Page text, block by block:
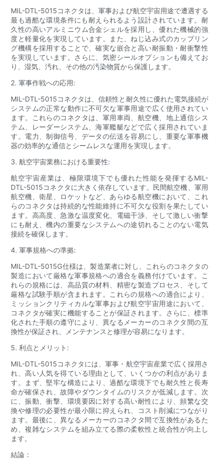
MIL-DTL-5015コネクタは、軍事および航空宇宙用途で遭遇する
最も過酷な環境条件にも耐えられるよう設​​計されています。耐
久性の高いアルミニウム合金シェルを採用し、優れた機械的強
度と軽量化を実現しています。また、ねじ込み式のカップリン
グ機構を採用することで、確実な嵌合と高い耐振動・耐衝撃性
を実現しています。さらに、気密シールオプションも備えてお
り、湿気、汚れ、その他の汚染物質から保護します。
2. 軍事作戦への応用:
MIL-DTL-5015コネクタは、信頼性と耐久性に優れた電気接続が
システムの正常な動作に不可欠な軍事用途で広く使用されてい
ます。これらのコネクタは、軍用車両、航空機、地上通信シス
テム、レーダーシステム、海軍艦艇などで広く採用されていま
す。電力、制御信号、データの伝送を容易にし、重要な軍事機
器の効率的な通信とシームレスな運用を実現します。
3. 航空宇宙業務における重要性:
航空宇宙産業は、極限環境下でも優れた性能を発揮するMIL-
DTL-5015コネクタに大きく依存しています。民間航空機、軍用
航空機、衛星、ロケットなど、あらゆる航空機において、これ
らのコネクタは持続的な性能維持に不可欠な役割を果たしてい
ます。高高度、急激な温度変化、電磁干渉、そして激しい衝撃
にも耐え、機内の重要なシステムへの途切れることのない電気
接続を確保します。
4. 軍事規格への準拠:
MIL-DTL-5015G仕様は、製造業者に対し、これらのコネクタの
製造において厳格な軍事規格への適合を義務付けています。こ
れらの規格には、高品質の材料、精密な製造プロセス、そして
厳格な試験手順が含まれます。これらの規格への適合により、
ミッションクリティカルな軍事および航空宇宙用途において、
コネクタが確実に機能することが保証されます。さらに、標準
化された手順の遵守により、異なるメーカーのコネクタ間の互
換性が保証され、メンテナンスと修理が容易になります。
5. 利点とメリット:
MIL-DTL-5015コネクタには、軍事・航空宇宙産業で広く採用さ
れ、高い人気を得ている理由として、いくつかの利点がありま
す。まず、堅牢な構造により、過酷な環境下でも耐久性と長寿
命が確保され、故障やダウンタイムのリスクが低減します。次
に、振動、衝撃、環境要因に対する高い耐性により、頻繁な交
換や修理の必要性が最小限に抑えられ、コスト削減につながり
ます。最後に、異なるメーカーのコネクタ間で互換性があるた
め、複雑なシステムを組み立てる際の柔軟性と統合性が向上し
ます。
結論：